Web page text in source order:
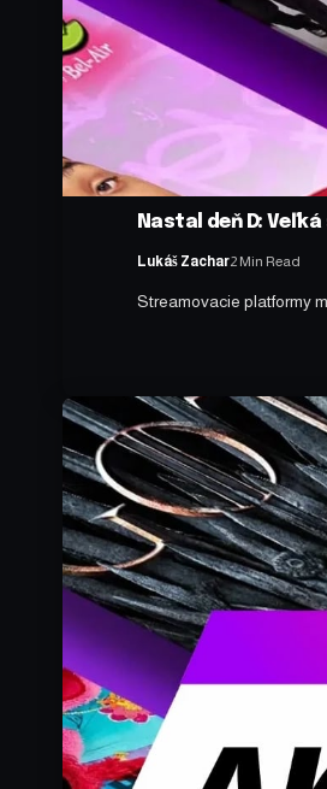
Nastal deň D:
Lukáš Zachar2 Min Read
Streamovacie platformy